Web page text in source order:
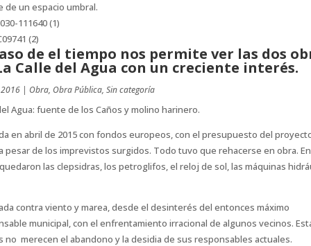
de un espacio umbral.
de el tiempo nos permite ver las dos
Calle del Agua con un creciente interés.
| Obra, Obra Pública, Sin categoría
Agua: fuente de los Caños y molino harinero.
en abril de 2015 con fondos europeos, con el presupuesto del
pesar de los imprevistos surgidos. Todo tuvo que rehacerse en obra.
las clepsidras, los petroglifos, el reloj de sol, las máquinas
contra viento y marea, desde el desinterés del entonces máximo
municipal, con el enfrentamiento irracional de algunos vecinos.
no merecen el abandono y la desidia de sus responsables actuales.